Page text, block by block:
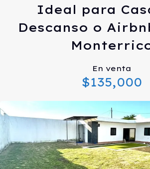
Ideal para
Descanso o
En venta
$135,000